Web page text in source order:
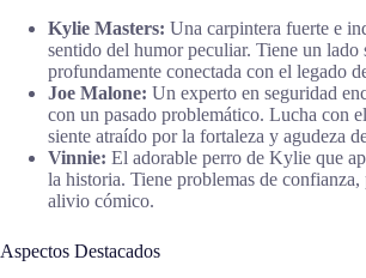
Kylie Masters: Una carpintera fuerte e
sentido del humor peculiar. Tiene un lado
profundamente conectada con el legado
Joe Malone: Un experto en seguridad
con un pasado problemático. Lucha con
siente atraído por la fortaleza y agudeza
Vinnie: El adorable perro de Kylie que
la historia. Tiene problemas de
alivio cómico.
Aspectos Destacados